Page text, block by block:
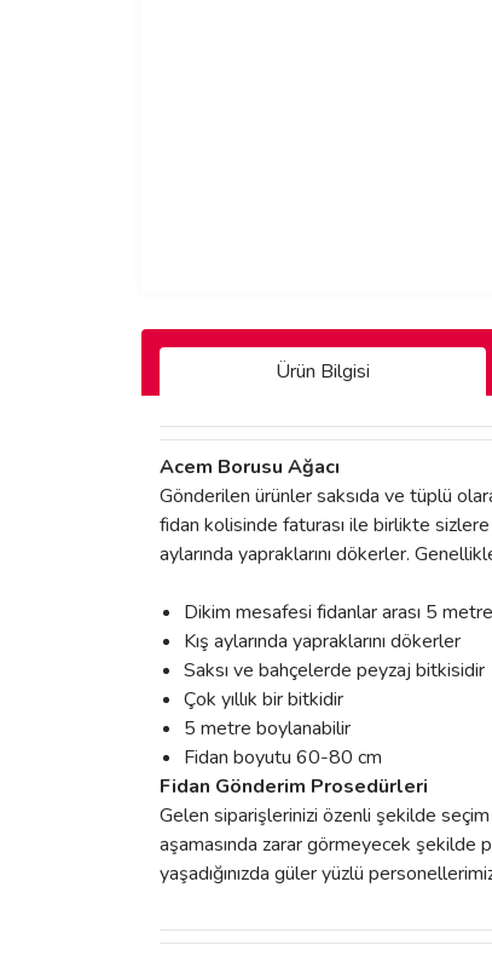
Ürün Bilgisi
Acem Borusu Ağacı
Gönderilen ürünler saksıda ve tüplü
fidan kolisinde faturası ile birlikte
aylarında yapraklarını dökerler.
Dikim mesafesi fidanlar arası 5
Kış aylarında yapraklarını dökerler
Saksı ve bahçelerde peyzaj bitkisidir
Çok yıllık bir bitkidir
5 metre boylanabilir
Fidan boyutu 60-80 cm
Fidan Gönderim Prosedürleri
Gelen siparişlerinizi özenli şekilde seçim
aşamasında zarar görmeyecek şekilde
yaşadığınızda güler yüzlü